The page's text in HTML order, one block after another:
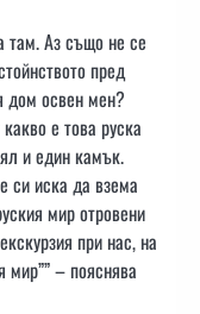
там. Аз също не се
пред
дом освен мен?
е това руска
и един камък.
си иска да взема
мир отровени
при нас, на
мир”” – пояснява